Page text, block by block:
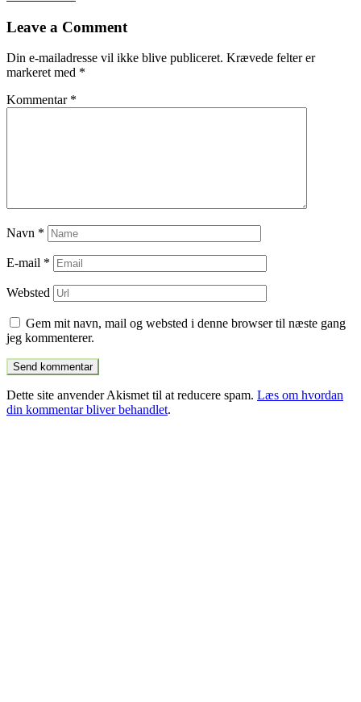
til
Leave a Comment
Din e-mailadresse vil ikke blive publiceret. Krævede felter er
markeret med *
Kommentar *
Navn *
E-mail *
Websted
Gem mit navn, mail og websted i denne browser til næste gang
jeg kommenterer.
Dette site anvender Akismet til at reducere spam. Læs om hvordan
din kommentar bliver behandlet.